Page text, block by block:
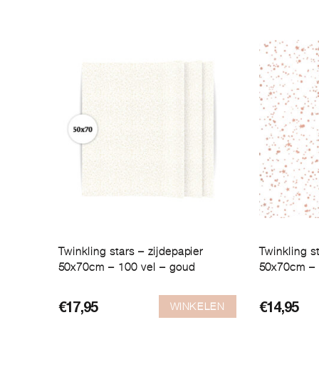
Twinkling stars – zijdepapier
50x70cm – 100 vel – goud
€17,95 WINKELEN
Twinkling
50x70cm
€14,95